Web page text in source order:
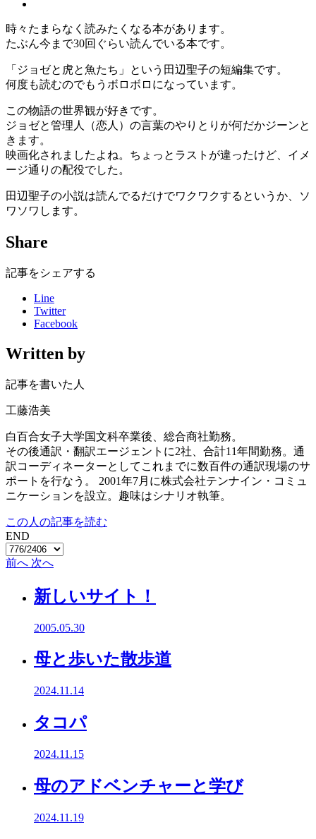
時々たまらなく読みたくなる本があります。
たぶん今まで30回ぐらい読んでいる本です。
「ジョゼと虎と魚たち」という田辺聖子の短編集です。
何度も読むのでもうボロボロになっています。
この物語の世界観が好きです。
ジョゼと管理人（恋人）の言葉のやりとりが何だかジーンと
きます。
映画化されましたよね。ちょっとラストが違ったけど、イメ
ージ通りの配役でした。
田辺聖子の小説は読んでるだけでワクワクするというか、ソ
ワソワします。
Share
記事をシェアする
Line
Twitter
Facebook
Written by
記事を書いた人
工藤浩美
白百合女子大学国文科卒業後、総合商社勤務。
その後通訳・翻訳エージェントに2社、合計11年間勤務。通
訳コーディネーターとしてこれまでに数百件の通訳現場のサ
ポートを行なう。 2001年7月に株式会社テンナイン・コミュ
ニケーションを設立。趣味はシナリオ執筆。
この人の記事を読む
END
前へ 次へ
新しいサイト！
2005.05.30
母と歩いた散歩道
2024.11.14
タコパ
2024.11.15
母のアドベンチャーと学び
2024.11.19